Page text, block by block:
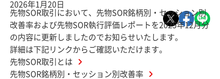
2026年1月20日
先物SOR取引において、先物SOR銘柄別・セッション別
改善率および先物SOR執行評価レポートを2025年12月分
の内容に更新しましたのでお知らせいたします。
詳細は下記リンクからご確認いただけます。
先物SOR取引とは
先物SOR銘柄別・セッション別改善率